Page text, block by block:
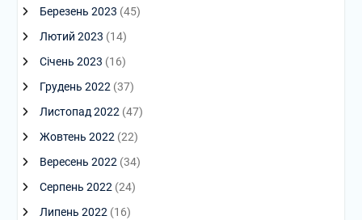
Березень 2023 (45)
Лютий 2023 (14)
Січень 2023 (16)
Грудень 2022 (37)
Листопад 2022 (47)
Жовтень 2022 (22)
Вересень 2022 (34)
Серпень 2022 (24)
Липень 2022 (16)